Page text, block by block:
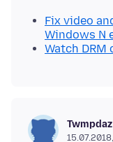
Fix video
Windows N
Watch
Twmpdaz